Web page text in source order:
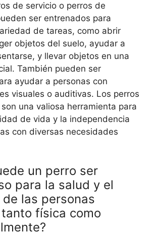
de servicio o perros de
ser entrenados para
de tareas, como abrir
objetos del suelo, ayudar a
y llevar objetos en una
También pueden ser
ayudar a personas con
visuales o auditivas. Los perros
una valiosa herramienta para
de vida y la independencia
con diversas necesidades
un perro ser
para la salud y el
las personas
física como